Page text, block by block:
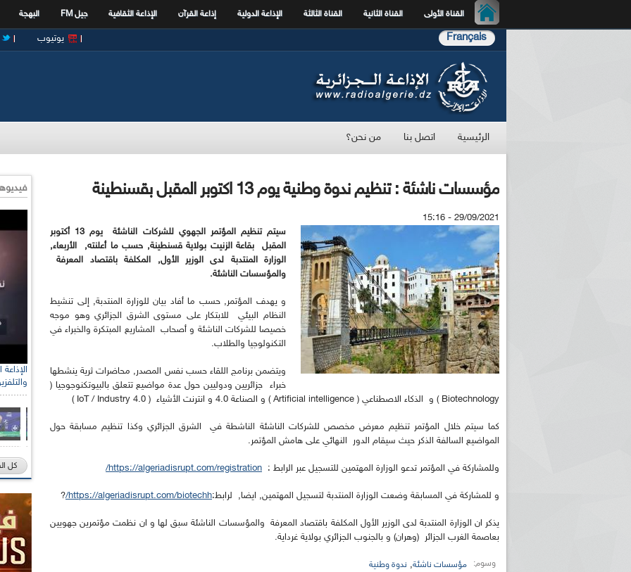
القناة الأولى القناة الثانية القناة الثالثة الإذاعة الدولية إذاعة القرآن الإذاعة الثقافية جيل FM البهجة
Français يوتيوب
الرئيسية اتصل بنا من نحن؟
مؤسسات ناشئة : تنظيم ندوة وطنية يوم 13 اكتوبر المقبل بقسنطينة
29/09/2021 - 15:16
سيتم تنظيم المؤتمر الجهوي للشركات الناشئة يوم 13 أكتوبر
المقبل بقاعة الزنيت بولاية قسنطينة, حسب ما أعلنته, الأربعاء,
الوزارة المنتدبة لدى الوزير الأول, المكلفة باقتصاد المعرفة
والمؤسسات الناشئة.
و يهدف المؤتمر, حسب ما أفاد بيان للوزارة المنتدبة, إلى تنشيط
النظام البيئي للابتكار على مستوى الشرق الجزائري وهو موجه
خصيصا للشركات الناشئة و أصحاب المشاريع المبتكرة والخبراء في
التكنولوجيا والطلاب.
ويتضمن برنامج اللقاء حسب نفس المصدر, محاضرات ثرية ينشطها
خبراء جزائريين ودوليين حول عدة مواضيع تتعلق بالبيوتكنوجوجيا (
Biotechnology ) و الذكاء الاصطناعي ( Artificial intelligence ) و الصناعة 4.0 و انترنت الأشياء ( IoT / Industry 4.0 )
كما سيتم خلال المؤتمر تنظيم معرض مخصص للشركات الناشئة الناشطة في الشرق الجزائري وكذا تنظيم مسابقة حول
المواضيع السالفة الذكر حيث سيقام الدور النهائي على هامش المؤتمر.
وللمشاركة في المؤتمر تدعو الوزارة المهتمين للتسجيل عبر الرابط : https://algeriadisrupt.com/registration/
و للمشاركة في المسابقة وضعت الوزارة المنتدبة لتسجيل المهتمين, ايضا, لرابط:https://algeriadisrupt.com/biotechh/
?
يذكر ان الوزارة المنتدبة لدى الوزير الأول المكلفة باقتصاد المعرفة والمؤسسات الناشئة سبق لها و ان نظمت مؤتمرين جهويين
بعاصمة الغرب الجزائر (وهران) و بالجنوب الجزائري بولاية غرداية.
وسوم: مؤسسات ناشئة, ندوة وطنية
كل